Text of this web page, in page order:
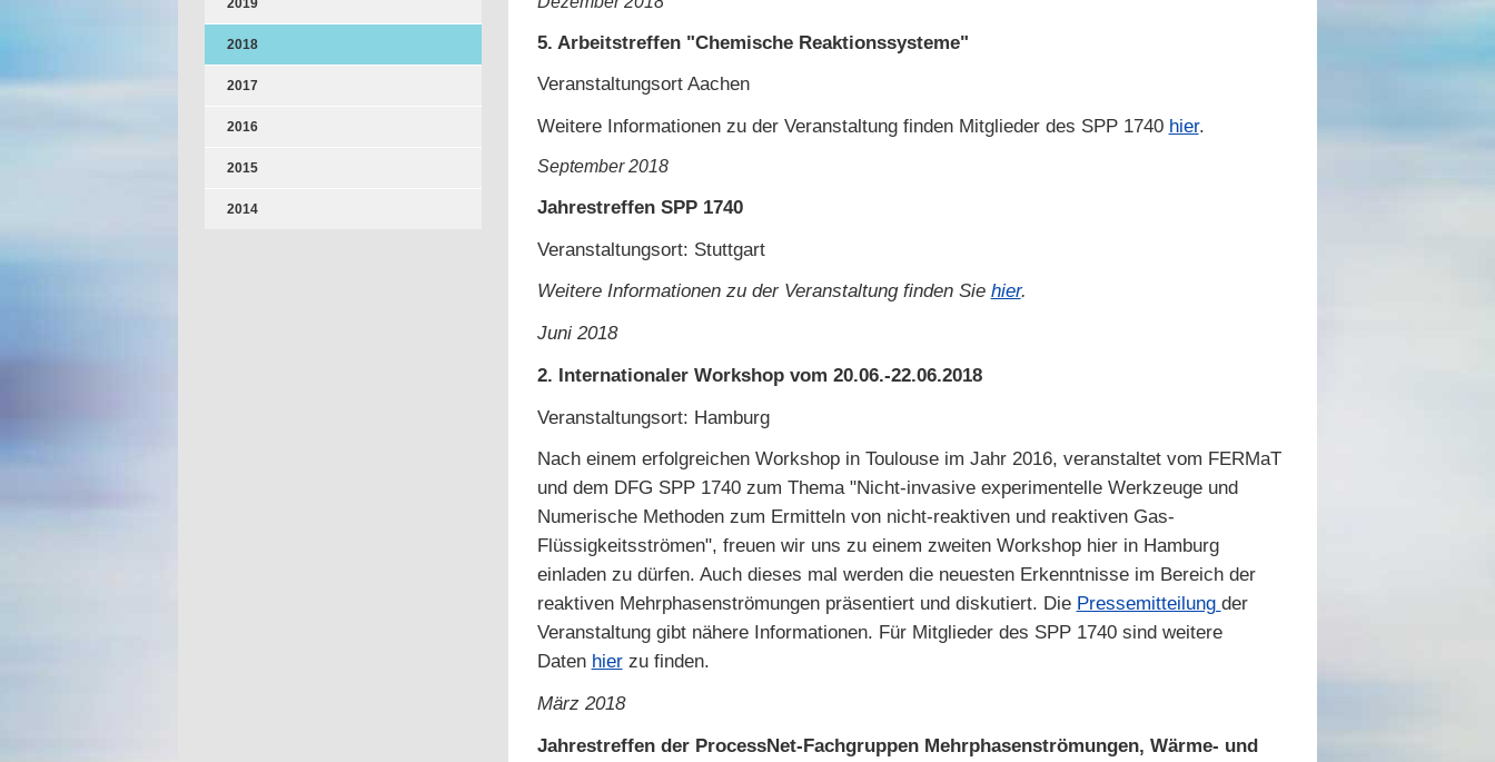
5. Arbeitstreffen "Chemische Reaktionssysteme"
Veranstaltungsort Aachen
Weitere Informationen zu der Veranstaltung finden Mitglieder des SPP 1740 hier.
September 2018
Jahrestreffen SPP 1740
Veranstaltungsort: Stuttgart
Weitere Informationen zu der Veranstaltung finden Sie hier.
Juni 2018
2. Internationaler Workshop vom 20.06.-22.06.2018
Veranstaltungsort: Hamburg
Nach einem erfolgreichen Workshop in Toulouse im Jahr 2016, veranstaltet vom FERMaT
und dem DFG SPP 1740 zum Thema "Nicht-invasive experimentelle Werkzeuge und
Numerische Methoden zum Ermitteln von nicht-reaktiven und reaktiven Gas-
Flüssigkeitsströmen", freuen wir uns zu einem zweiten Workshop hier in Hamburg
einladen zu dürfen. Auch dieses mal werden die neuesten Erkenntnisse im Bereich der
reaktiven Mehrphasenströmungen präsentiert und diskutiert. Die Pressemitteilung der
Veranstaltung gibt nähere Informationen. Für Mitglieder des SPP 1740 sind weitere
Daten hierzu finden.
März 2018
Jahrestreffen der ProcessNet-Fachgruppen Mehrphasenströmungen, Wärme- und
2019
2018
2017
2016
2015
2014